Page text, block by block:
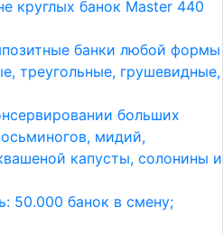
круглых банок Master 440
банки любой формы
треугольные, грушевидные,
больших
мидий,
капусты, солонины и
50.000 банок в смену;